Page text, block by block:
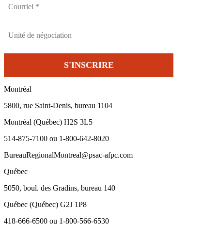
Montréal
5800, rue Saint-Denis, bureau 1104
Montréal (Québec) H2S 3L5
514-875-7100 ou 1-800-642-8020
BureauRegionalMontreal@psac-afpc.com
Québec
5050, boul. des Gradins, bureau 140
Québec (Québec) G2J 1P8
418-666-6500 ou 1-800-566-6530